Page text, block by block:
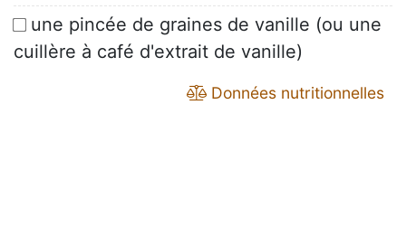
une pincée de graines de vanille (ou une
cuillère à café d'extrait de vanille)
Données nutritionnelles